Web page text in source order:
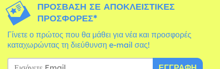
ΠΡΌΣΒΑΣΗ ΣΕ ΑΠΟΚΛΕΙΣΤΙΚΈΣ
ΠΡΟΣΦΟΡΈΣ*
Γίνετε ο πρώτος που θα μάθει για νέα και προσφορές
καταχωρώντας τη διεύθυνση e-mail σας!